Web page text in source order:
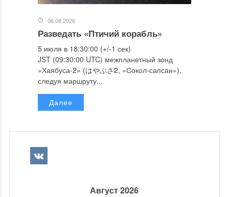
06.08.2026
Разведать «Птичий корабль»
5 июля в 18:30:00 (+/-1 сек)
JST (09:30:00 UTC) межпланетный зонд
«Хаябуса-2» (はやぶさ2, «Сокол-сапсан»),
следуя маршруту...
Далее
Август 2026